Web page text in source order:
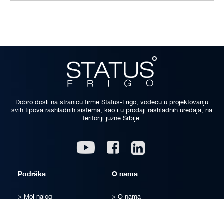
Dobro došli na stranicu firme Status-Frigo, vodeću u projektovanju
svih tipova rashladnih sistema, kao i u prodaji rashladnih uređaja, na
teritoriji južne Srbije.
Youtube Facebook
Podrška
Moj nalog
O nama
O nama